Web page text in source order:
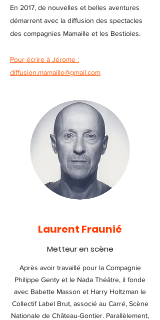
En 2017, de nouvelles et belles aventures
démarrent avec la diffusion des spectacles
des compagnies Mamaille et les Bestioles.
Pour écrire à Jérome :
diffusion.mamaille@gmail.com
Laurent Fraunié
Metteur en scène
Après avoir travaillé pour la Compagnie
Philippe Genty et le Nada Théâtre, il fonde
avec Babette Masson et Harry Holtzman le
Collectif Label Brut, associé au Carré, Scène
Nationale de Château-Gontier. Parallèlement,